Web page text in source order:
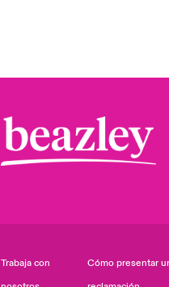
Trabaja con
Cómo presentar